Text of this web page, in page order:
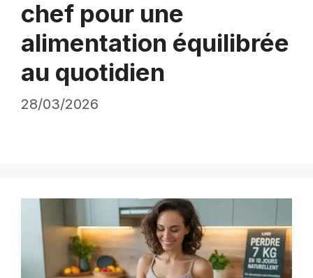
chef pour une
alimentation équilibrée
au quotidien
28/03/2026